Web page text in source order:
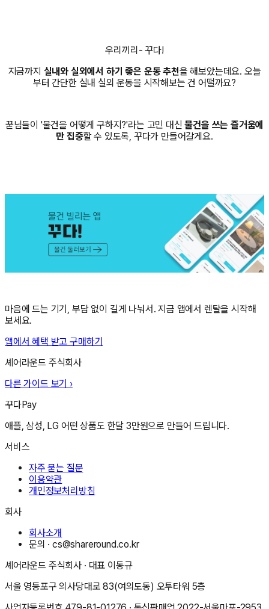
우리끼리- 꾸다!
지금까지 실내와 실외에서 하기 좋은 운동 추천을 해보았는데요. 오늘
부터 간단한 실내 실외 운동을 시작해보는 건 어떨까요?
꾿님들이 '물건을 어떻게 구하지?'라는 고민 대신물건을 쓰는 즐거움에
만 집중할 수 있도록, 꾸다가 만들어갈게요.
마음에 드는 기기, 부담 없이 길게 나눠서. 지금 앱에서 렌탈을 시작해
보세요.
앱에서 혜택 받고 구매하기
셰어라운드 주식회사
다른 가이드 보기 ›
꾸다Pay
애플, 삼성, LG 어떤 상품도 한달 3만원으로 만들어 드립니다.
서비스
자주 묻는 질문
이용약관
개인정보처리방침
회사
회사소개
문의 ·cs@shareround.co.kr
셰어라운드 주식회사 · 대표 이동규
서울 영등포구 의사당대로 83(여의도동) 오투타워 5층